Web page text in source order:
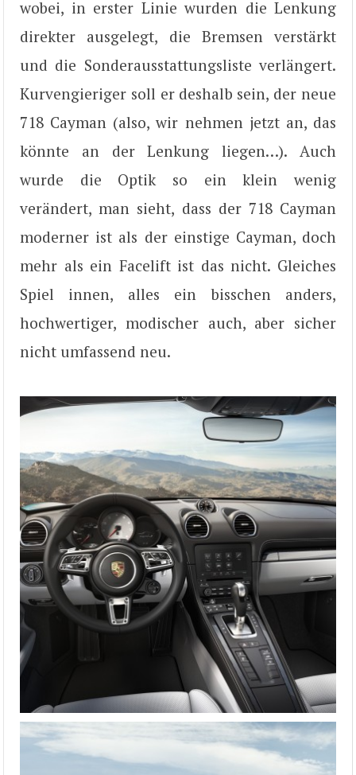
wobei, in erster Linie wurden die Lenkung
direkter ausgelegt, die Bremsen verstärkt
und die Sonderausstattungsliste verlängert.
Kurvengieriger soll er deshalb sein, der neue
718 Cayman (also, wir nehmen jetzt an, das
könnte an der Lenkung liegen…). Auch
wurde die Optik so ein klein wenig
verändert, man sieht, dass der 718 Cayman
moderner ist als der einstige Cayman, doch
mehr als ein Facelift ist das nicht. Gleiches
Spiel innen, alles ein bisschen anders,
hochwertiger, modischer auch, aber sicher
nicht umfassend neu.